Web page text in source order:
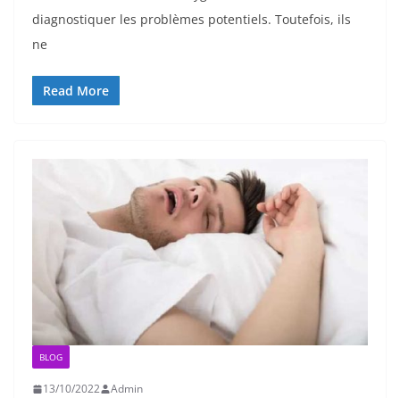
diagnostiquer les problèmes potentiels. Toutefois, ils
ne
Read More
BLOG
13/10/2022 Admin